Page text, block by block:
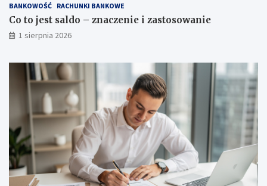
BANKOWOŚĆ RACHUNKI BANKOWE
Co to jest saldo – znaczenie i zastosowanie
1 sierpnia 2026